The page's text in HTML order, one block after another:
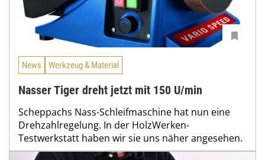
News Werkzeug & Material
Nasser Tiger dreht jetzt mit 150 U/min
Scheppachs Nass-Schleifmaschine hat nun eine
Drehzahlregelung. In der HolzWerken-
Testwerkstatt haben wir sie uns näher angesehen.